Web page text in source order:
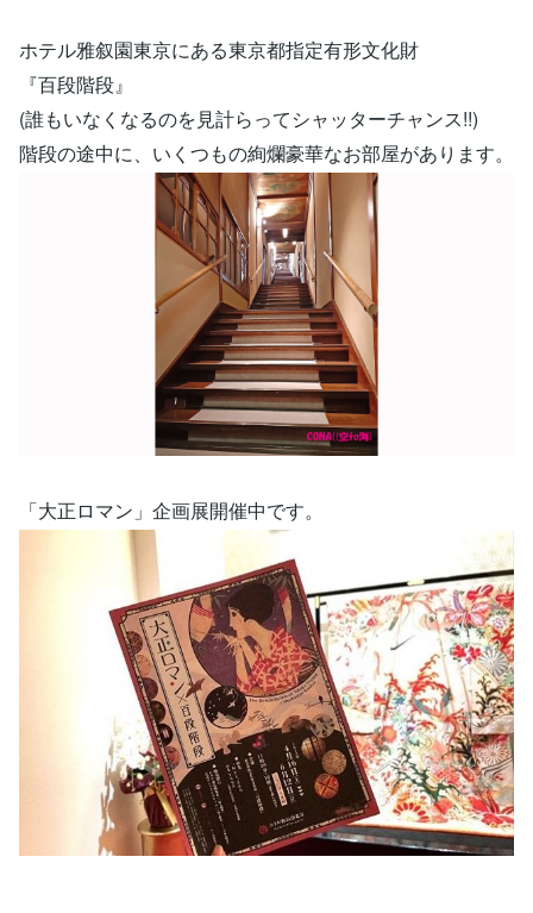
ホテル雅叙園東京にある東京都指定有形文化財
『百段階段』
(誰もいなくなるのを見計らってシャッターチャンス!!)
階段の途中に、いくつもの絢爛豪華なお部屋があります。
「大正ロマン」企画展開催中です。